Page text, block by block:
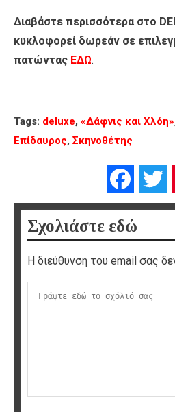
Διαβάστε περισσότερα στο
κυκλοφορεί δωρεάν σε
πατώντας ΕΔΩ.
Tags: deluxe, «Δάφνις και Χλόη»
Επίδαυρος, Σκηνοθέτης
Σχολιάστε εδώ
Η διεύθυνση του email σας